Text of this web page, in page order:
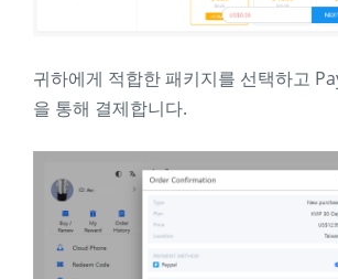
귀하에게 적합한 패키지를 선택하고
을 통해 결제합니다.